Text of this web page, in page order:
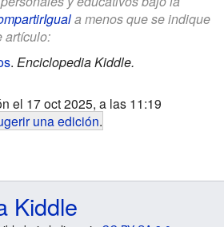
a menos que se indique
artículo:
. Enciclopedia Kiddle.
el 17 oct 2025, a las 11:19
una edición.
Kiddle